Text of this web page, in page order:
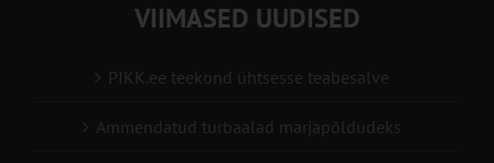
VIIMASED UUDISED
PIKK.ee teekond ühtsesse teabesalve
Ammendatud turbaalad marjapõldudeks